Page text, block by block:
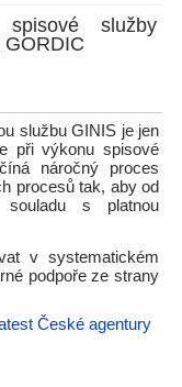
služby
službu GINIS je jen
při výkonu spisové
náročný proces
procesů tak, aby od
s platnou
v systematickém
podpoře ze strany
České agentury